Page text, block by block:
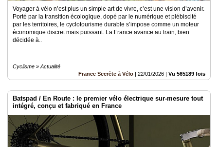
Voyager à vélo n’est plus un simple art de vivre, c’est une vision d’avenir.
Porté par la transition écologique, dopé par le numérique et plébiscité
par les territoires, le cyclotourisme durable s’impose comme un moteur
économique discret mais puissant. La France avance au train, bien
décidée à..
Cyclisme » Actualité
France Secrète à Vélo | 22/01/2026 | Vu 565189 fois
Batspad / En Route : le premier vélo électrique sur-mesure tout
intégré, conçu et fabriqué en France